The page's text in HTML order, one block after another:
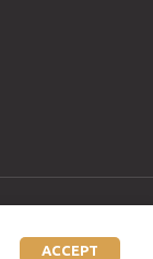
ACCEPT